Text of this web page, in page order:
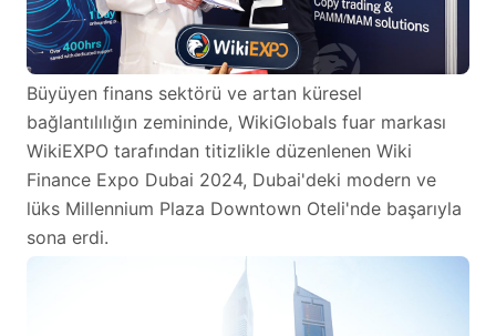
Büyüyen finans sektörü ve artan küresel
bağlantılılığın zemininde, WikiGlobals fuar markası
WikiEXPO tarafından titizlikle düzenlenen Wiki
Finance Expo Dubai 2024, Dubai'deki modern ve
lüks Millennium Plaza Downtown Oteli'nde başarıyla
sona erdi.